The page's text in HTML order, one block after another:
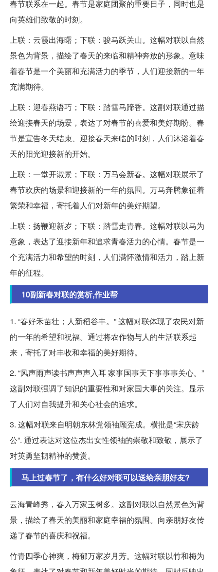
春节联系在一起。春节是家庭团聚的重要日子，同时也是
向英雄们致敬的时刻。
上联：云霞出海曙；下联：骏马跃关山。这幅对联以自然
景色为背景，描绘了春天的来临和精神奔放的形象。意味
着春节是一个美丽和充满活力的季节，人们迎接新的一年
充满期待。
上联：迎春燕语巧；下联：踏雪马蹄香。这副对联通过描
绘迎接春天的场景，表达了对春节的喜爱和美好期盼。春
节是宣告冬天结束、迎接春天来临的时刻，人们沐浴着春
天的阳光迎接新的开始。
上联：一堂开淑景；下联：万马会新春。这幅对联展示了
春节欢庆的场景和迎接新的一年的氛围。万马奔腾象征着
繁荣和幸福，寄托着人们对新年的美好期望。
上联：扬鞭迎新岁；下联：踏雪走青春。这幅对联以马为
意象，表达了迎接新年和追求青春活力的心情。春节是一
个充满活力和希望的时刻，人们满怀激情和活力，踏上新
年的征程。
10副新春对联的赏析,作业帮
1. “春好禾苗壮；人新稻谷丰。” 这幅对联体现了农民对新
的一年的希望和祝福。通过将农作物与人的生活联系起
来，寄托了对丰收和幸福的美好期待。
2. “风声雨声读书声声声入耳 家事国事天下事事事关心。”
这副对联强调了知识的重要性和对家国大事的关注。显示
了人们对自我提升和关心社会的追求。
3. 这幅对联来自明朝东林党领袖顾宪成。横批是“宋庆龄
公”. 通过表达对这位杰出女性领袖的崇敬和致敬，展示了
对英勇坚韧精神的赞赏。
马上过春节了，有什么好对联可以送给亲朋好友?
云海青峰秀，春入万家玉树多。这副对联以自然景色为背
景，描绘了春天的美丽和家庭幸福的氛围。向亲朋好友传
递了春节的喜庆和祝福。
竹青四季心神爽，梅郁万家岁月芳。这幅对联以竹和梅为